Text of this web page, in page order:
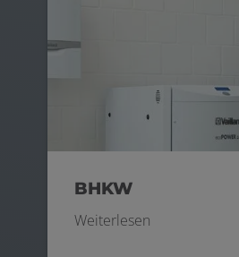
BHKW
Weiterlesen